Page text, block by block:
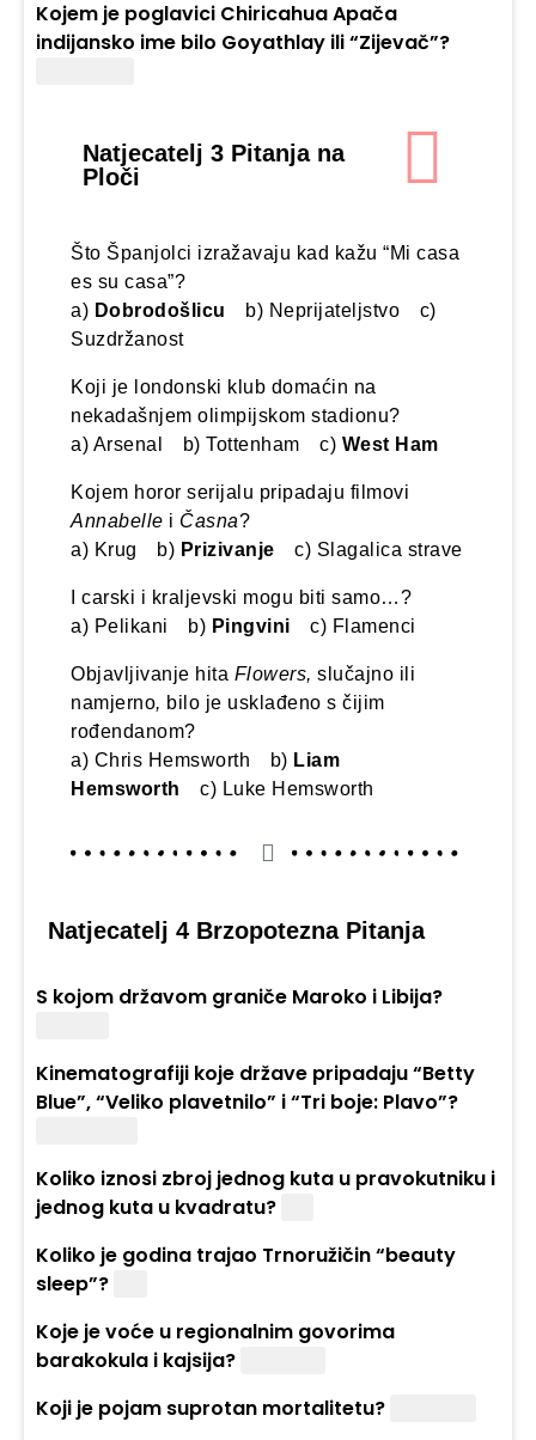
Kojem je poglavici Chiricahua Apača
indijansko ime bilo Goyathlay ili “Zijevač”?
Natjecatelj 3 Pitanja na
Ploči
Što Španjolci izražavaju kad kažu “Mi casa
es su casa”?
a) Dobrodošlicu b) Neprijateljstvo c)
Suzdržanost
Koji je londonski klub domaćin na
nekadašnjem olimpijskom stadionu?
a) Arsenal b) Tottenham c) West Ham
Kojem horor serijalu pripadaju filmovi
Annabelle i Časna?
a) Krug b) Prizivanje c) Slagalica strave
I carski i kraljevski mogu biti samo…?
a) Pelikani b) Pingvini c) Flamenci
Objavljivanje hita Flowers,slučajno ili
namjerno, bilo je usklađeno s čijim
rođendanom?
a) Chris Hemsworth b) Liam
Hemsworth c) Luke Hemsworth
Natjecatelj 4 Brzopotezna Pitanja
S kojom državom graniče Maroko i Libija?
Kinematografiji koje države pripadaju “Betty
Blue”, “Veliko plavetnilo” i “Tri boje: Plavo”?
Koliko iznosi zbroj jednog kuta u pravokutniku i
jednog kuta u kvadratu?
Koliko je godina trajao Trnoružičin “beauty
sleep”?
Koje je voće u regionalnim govorima
barakokula i kajsija?
Koji je pojam suprotan mortalitetu?